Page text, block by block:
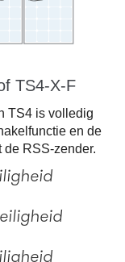
TS4-X-F
TS4 is volledig
en de
RSS-zender.